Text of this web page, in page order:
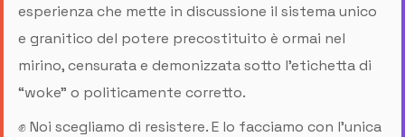
esperienza che mette in discussione il sistema unico
e granitico del potere precostituito è ormai nel
mirino, censurata e demonizzata sotto l’etichetta di
“woke” o politicamente corretto.
✊ Noi scegliamo di resistere. E lo facciamo con l’unica